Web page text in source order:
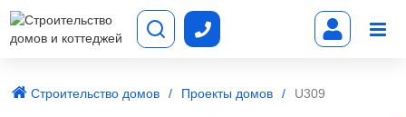
Строительство домов Проекты домов U309